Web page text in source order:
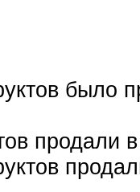
было
продали